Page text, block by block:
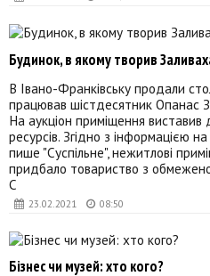
23.02.2021 08:50
Будинок, в якому творив
В Івано-Франківську продали
працював шістдесятник Опанас
На аукціон приміщення
ресурсів. Згідно з інформацією
пише "Суспільне", нежитлові
придбало товариство з
С
Бізнес чи музей: хто кого?